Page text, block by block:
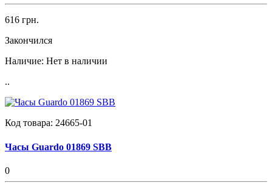
616 грн.
Закончился
Наличие: Нет в наличии
..
Код товара: 24665-01
Часы Guardo 01869 SBB
0